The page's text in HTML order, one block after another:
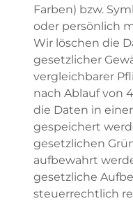
Farben) bzw.
oder persönlich
Wir löschen die
gesetzlicher
vergleichbarer
nach Ablauf von
die Daten in
gespeichert
gesetzlichen
aufbewahrt
gesetzliche
steuerrechtlich